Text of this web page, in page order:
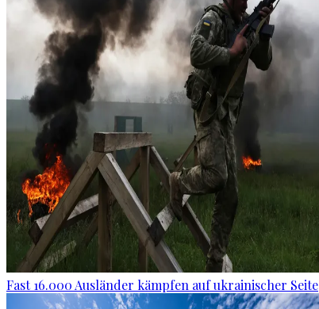
Fast 16.000 Ausländer kämpfen auf ukrainischer Seite